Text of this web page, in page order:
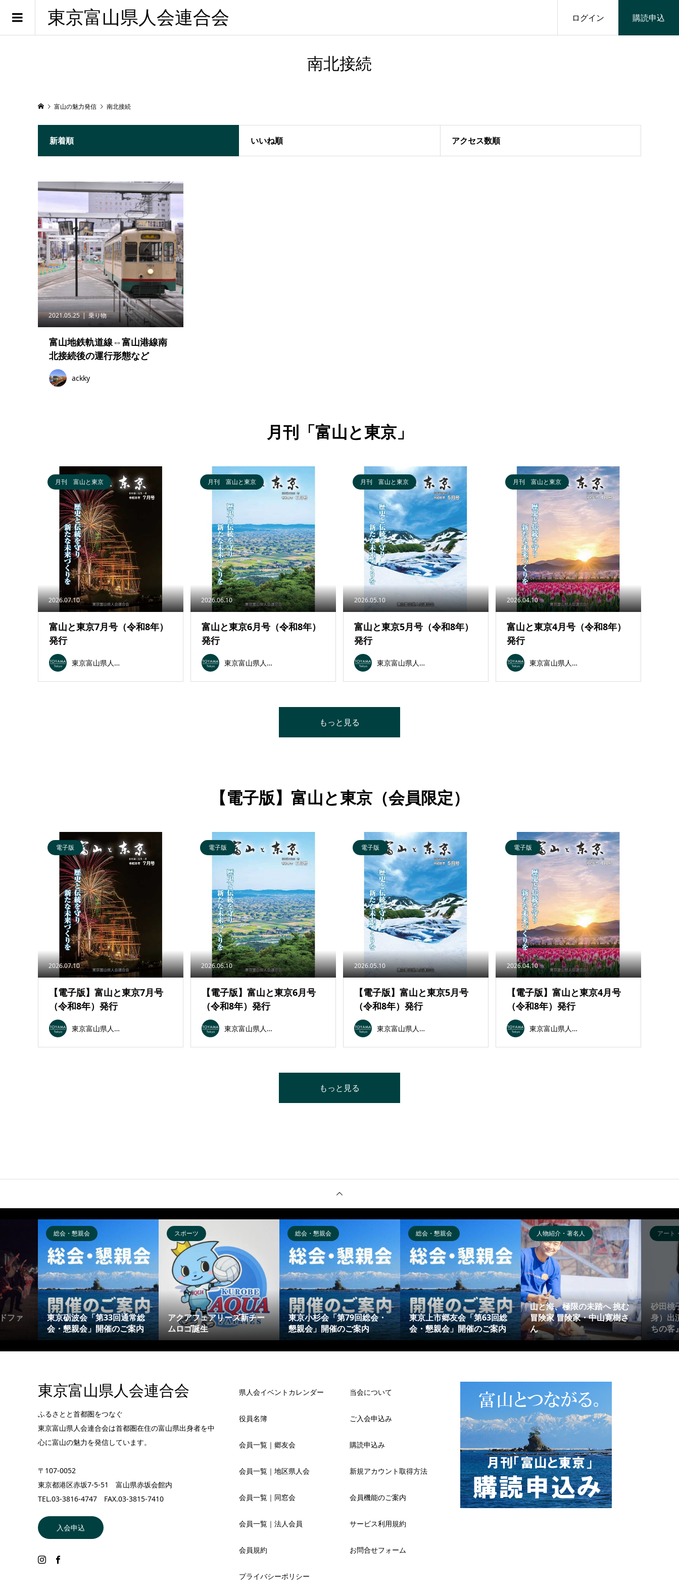
東京富山県人会連合会 ログイン 購読申込
南北接続
富山の魅力発信 南北接続
新着順 いいね順 アクセス数順
2021.05.25 乗り物
富山地鉄軌道線⇔富山港線南
北接続後の運行形態など
ackky
月刊「富山と東京」
2026.07.10
月刊 富山と東京
富山と東京7月号（令和8年）
発行
東京富山県人会連合会
2026.06.10
月刊 富山と東京
富山と東京6月号（令和8年）
発行
東京富山県人会連合会
2026.05.10
月刊 富山と東京
富山と東京5月号（令和8年）
発行
東京富山県人会連合会
2026.04.10
月刊 富山と東京
富山と東京4月号（令和8年）
発行
東京富山県人会連合会
もっと見る
【電子版】富山と東京（会員限定）
2026.07.10
電子版
【電子版】富山と東京7月号
（令和8年）発行
東京富山県人会連合会
2026.06.10
電子版
【電子版】富山と東京6月号
（令和8年）発行
東京富山県人会連合会
2026.05.10
電子版
【電子版】富山と東京5月号
（令和8年）発行
東京富山県人会連合会
2026.04.10
電子版
【電子版】富山と東京4月号
（令和8年）発行
東京富山県人会連合会
もっと見る
ファ
総会・懇親会
東京砺波会「第33回通常総
会・懇親会」開催のご案内
スポーツ
アクアフェアリーズ新チー
ムロゴ誕生
総会・懇親会
東京小杉会「第79回総会・
懇親会」開催のご案内
総会・懇親会
東京上市郷友会「第63回総
会・懇親会」開催のご案内
人物紹介・著名人
山と海、極限の未踏へ 挑む
冒険家 冒険家・中山寛樹さ
ん
アート
砂田桃
身）出
ちの客
東京富山県人会連合会
ふるさとと首都圏をつなぐ
東京富山県人会連合会は首都圏在住の富山県出身者を中
心に富山の魅力を発信しています。
〒107-0052
東京都港区赤坂7-5-51 富山県赤坂会館内
TEL.03-3816-4747 FAX.03-3815-7410
入会申込
県人会イベントカレンダー
役員名簿
会員一覧｜郷友会
会員一覧｜地区県人会
会員一覧｜同窓会
会員一覧｜法人会員
会員規約
プライバシーポリシー
当会について
ご入会申込み
購読申込み
新規アカウント取得方法
会員機能のご案内
サービス利用規約
お問合せフォーム